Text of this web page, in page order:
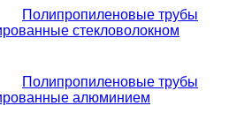
Полипропиленовые трубы
стекловолокном
Полипропиленовые трубы
алюминием